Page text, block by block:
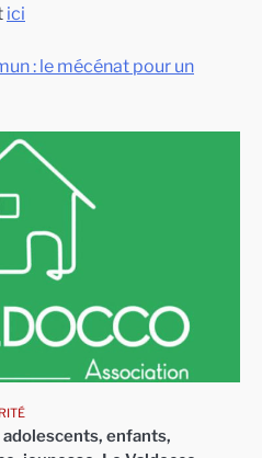
ici
: le mécénat pour un
adolescents, enfants,